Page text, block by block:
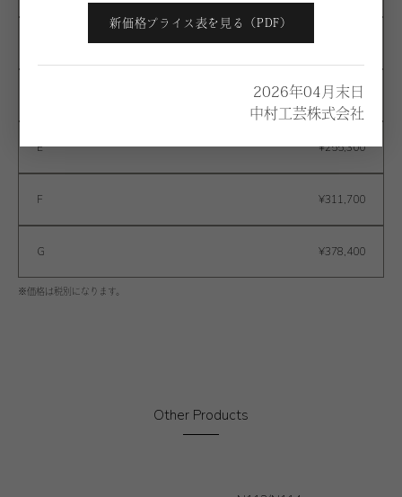
新価格プライス表を見る（PDF）
2026年04月末日
中村工芸株式会社
¥239,200
E ¥255,300
F ¥311,700
G ¥378,400
※価格は税別になります。
Other Products